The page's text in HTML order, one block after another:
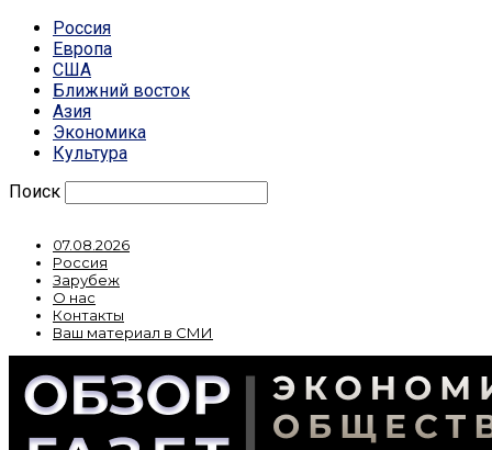
Россия
Европа
США
Ближний восток
Азия
Экономика
Культура
Поиск
07.08.2026
Россия
Зарубеж
О нас
Контакты
Ваш материал в СМИ